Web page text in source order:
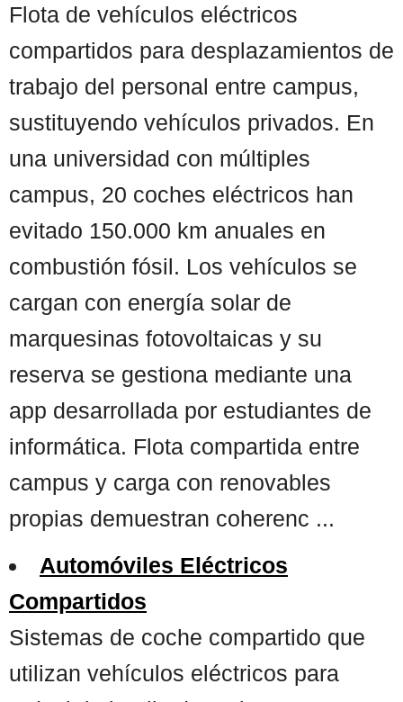
Flota de vehículos eléctricos
compartidos para desplazamientos de
trabajo del personal entre campus,
sustituyendo vehículos privados. En
una universidad con múltiples
campus, 20 coches eléctricos han
evitado 150.000 km anuales en
combustión fósil. Los vehículos se
cargan con energía solar de
marquesinas fotovoltaicas y su
reserva se gestiona mediante una
app desarrollada por estudiantes de
informática. Flota compartida entre
campus y carga con renovables
propias demuestran coherenc ...
Automóviles Eléctricos
Compartidos
Sistemas de coche compartido que
utilizan vehículos eléctricos para